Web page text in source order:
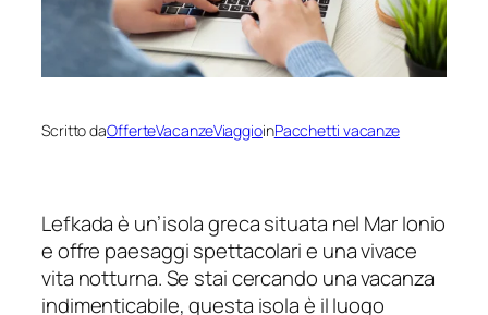
Scritto daOfferteVacanzeViaggioinPacchetti vacanze
Lefkada è un’isola greca situata nel Mar Ionio
e offre paesaggi spettacolari e una vivace
vita notturna. Se stai cercando una vacanza
indimenticabile, questa isola è il luogo